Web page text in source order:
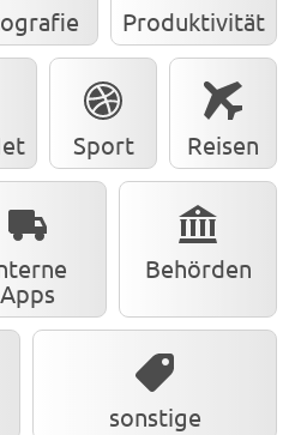
Produktivität
Sport Reisen
Apps
Behörden
sonstige